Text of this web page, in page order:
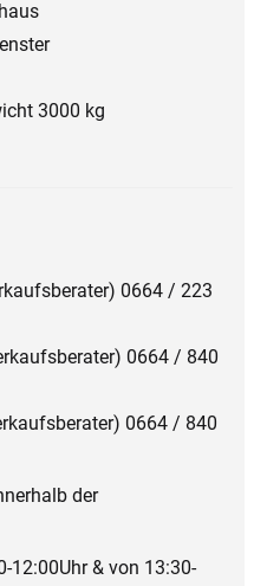
3000 kg
0664 / 223
0664 / 840
0664 / 840
der
12:00Uhr & von 13:30-